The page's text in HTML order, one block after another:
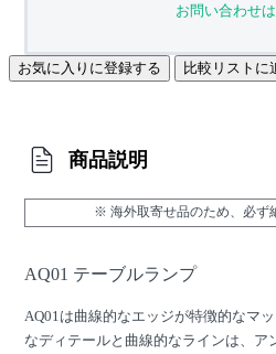
お問い合わせ
お気に入りに登録する 比較リストに
商品説明
※ 海外取寄せ品のため、必ず
AQ01 テーブルランプ
AQ01は曲線的なエッジが特徴的なマ
なディテールと曲線的なラインは、ア